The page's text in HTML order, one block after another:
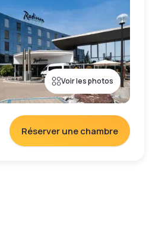
Voir les photos
Réserver une chambre